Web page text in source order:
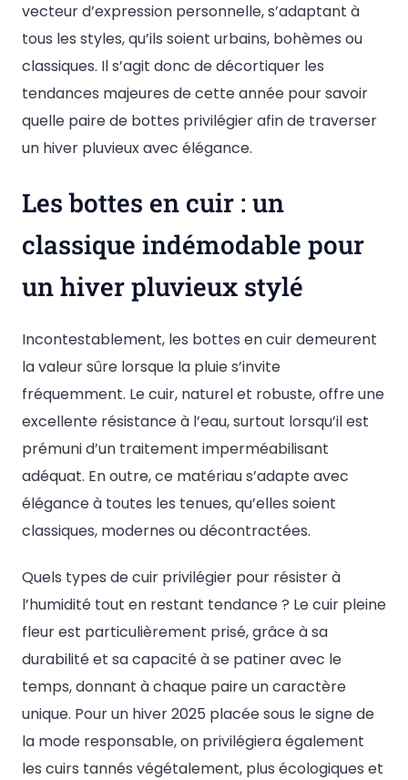
vecteur d’expression personnelle, s’adaptant à
tous les styles, qu’ils soient urbains, bohèmes ou
classiques. Il s’agit donc de décortiquer les
tendances majeures de cette année pour savoir
quelle paire de bottes privilégier afin de traverser
un hiver pluvieux avec élégance.
Les bottes en cuir : un
classique indémodable pour
un hiver pluvieux stylé
Incontestablement, les bottes en cuir demeurent
la valeur sûre lorsque la pluie s’invite
fréquemment. Le cuir, naturel et robuste, offre une
excellente résistance à l’eau, surtout lorsqu’il est
prémuni d’un traitement imperméabilisant
adéquat. En outre, ce matériau s’adapte avec
élégance à toutes les tenues, qu’elles soient
classiques, modernes ou décontractées.
Quels types de cuir privilégier pour résister à
l’humidité tout en restant tendance ? Le cuir pleine
fleur est particulièrement prisé, grâce à sa
durabilité et sa capacité à se patiner avec le
temps, donnant à chaque paire un caractère
unique. Pour un hiver 2025 placée sous le signe de
la mode responsable, on privilégiera également
les cuirs tannés végétalement, plus écologiques et